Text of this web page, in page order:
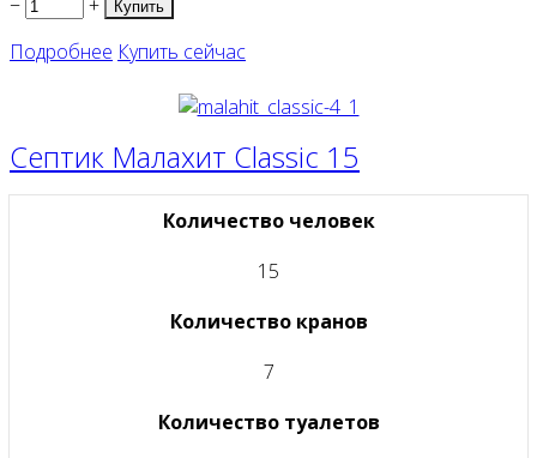
Подробнее Купить сейчас
Септик Малахит Classic 15
Количество человек
15
Количество кранов
7
Количество туалетов